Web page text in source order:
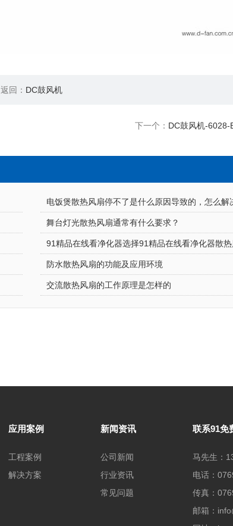
返回： DC鼓风机
下一个： DC鼓风机-6028-
电饭煲散热风扇停不了是什么原因导致的，怎么解
舞台灯光散热风扇通常有什么要求？
防水散热风扇的功能及应用环境
交流散热风扇的工作原理是怎样的
应用案例
工程案例
解决方案
新闻资讯
公司新闻
行业资讯
常见问题
联系91免
马先生
电话：
传真：
邮箱：